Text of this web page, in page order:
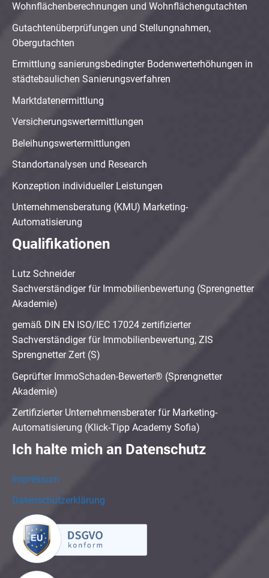
Wohnflächenberechnungen und Wohnflächengutachten
Gutachtenüberprüfungen und Stellungnahmen,
Obergutachten
Ermittlung sanierungsbedingter Bodenwerterhöhungen in
städtebaulichen Sanierungsverfahren
Marktdatenermittlung
Versicherungswertermittlungen
Beleihungswertermittlungen
Standortanalysen und Research
Konzeption individueller Leistungen
Unternehmensberatung (KMU) Marketing-
Automatisierung
Qualifikationen
Lutz Schneider
Sachverständiger für Immobilienbewertung (Sprengnetter
Akademie)
gemäß DIN EN ISO/IEC 17024 zertifizierter
Sachverständiger für Immobilienbewertung, ZIS
Sprengnetter Zert (S)
Geprüfter ImmoSchaden-Bewerter® (Sprengnetter
Akademie)
Zertifizierter Unternehmensberater für Marketing-
Automatisierung (Klick-Tipp Academy Sofia)
Ich halte mich an Datenschutz
Impressum
Datenschutzerklärung